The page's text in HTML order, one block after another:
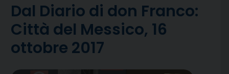
Dal Diario di don Franco:
Città del Messico, 16
ottobre 2017